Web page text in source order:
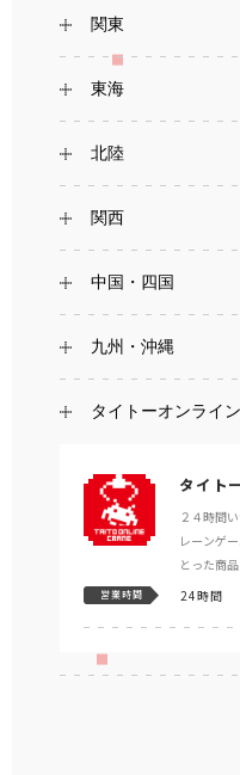
関東
東海
北陸
関西
中国・四国
九州・沖縄
タイトーオンライ
タイト
２４時間
レーンゲ
とった商
営業時間 24時間